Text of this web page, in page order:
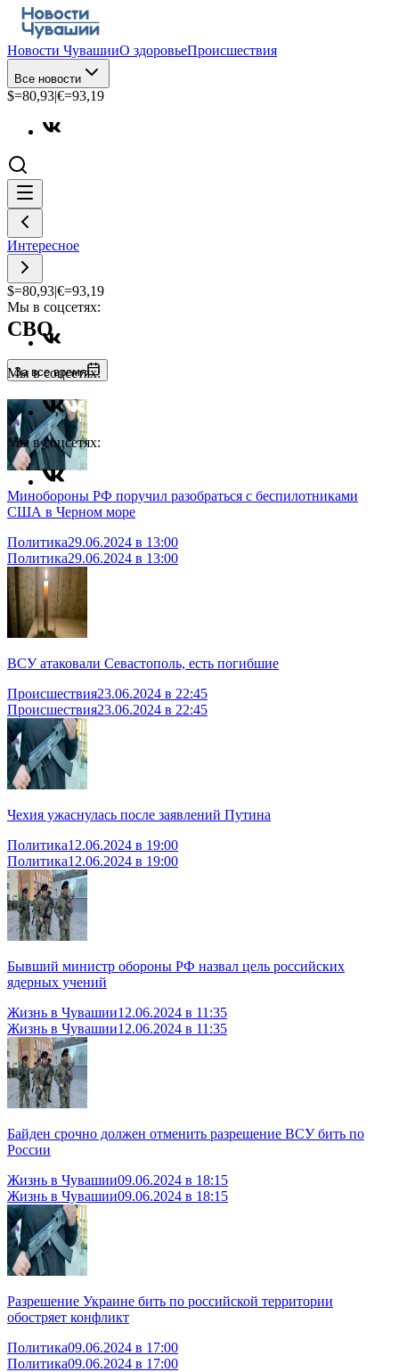
Новости ЧувашииО здоровьеПроисшествия
Все новости
$=80,93|€=93,19
Интересное
$=80,93|€=93,19
Мы в соцсетях:
Мы в соцсетях:
Мы в соцсетях:
СВО
За все время
Минобороны РФ поручил разобраться с беспилотниками
США в Черном море
Политика29.06.2024 в 13:00
Политика29.06.2024 в 13:00
ВСУ атаковали Севастополь, есть погибшие
Происшествия23.06.2024 в 22:45
Происшествия23.06.2024 в 22:45
Чехия ужаснулась после заявлений Путина
Политика12.06.2024 в 19:00
Политика12.06.2024 в 19:00
Бывший министр обороны РФ назвал цель российских
ядерных учений
Жизнь в Чувашии12.06.2024 в 11:35
Жизнь в Чувашии12.06.2024 в 11:35
Байден срочно должен отменить разрешение ВСУ бить по
России
Жизнь в Чувашии09.06.2024 в 18:15
Жизнь в Чувашии09.06.2024 в 18:15
Разрешение Украине бить по российской территории
обостряет конфликт
Политика09.06.2024 в 17:00
Политика09.06.2024 в 17:00